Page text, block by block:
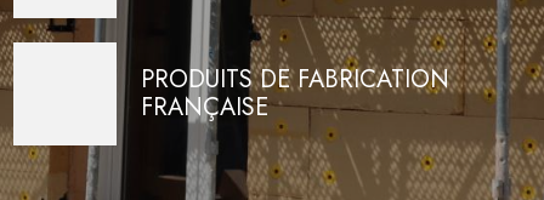
PRODUITS DE FABRICATION
FRANÇAISE